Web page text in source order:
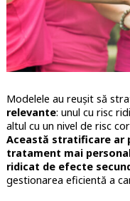
Modelele au reușit să
relevante: unul cu risc
altul cu un nivel de risc
Această stratificare ar
tratament mai
ridicat de efecte
gestionarea eficientă a